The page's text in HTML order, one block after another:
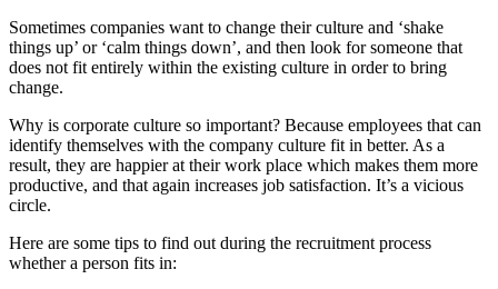
Sometimes companies want to change their culture and ‘shake
things up’ or ‘calm things down’, and then look for someone that
does not fit entirely within the existing culture in order to bring
change.
Why is corporate culture so important? Because employees that can
identify themselves with the company culture fit in better. As a
result, they are happier at their work place which makes them more
productive, and that again increases job satisfaction. It’s a vicious
circle.
Here are some tips to find out during the recruitment process
whether a person fits in: